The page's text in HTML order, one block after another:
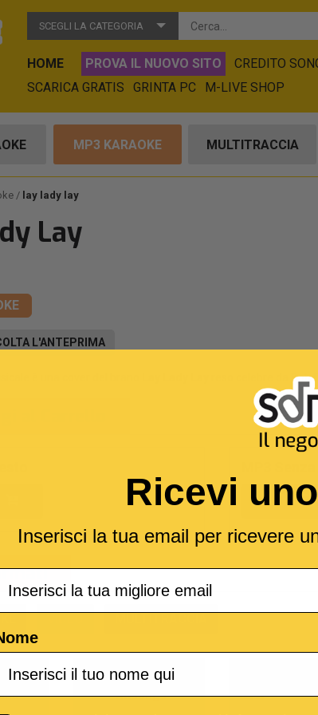
SCEGLI LA CATEGORIA
HOME PROVA IL NUOVO SITO CREDITO
SCARICA GRATIS
GRINTA PC M-LIVE SHOP
MP3 KARAOKE MULTITRACCIA
lay lady lay
Lay
L'ANTEPRIMA
è una cover del brano Bob
al Carrello
1,89 €
Abbonamento
Allsongs
Ricevi
Inserisci la tua email per ricevere